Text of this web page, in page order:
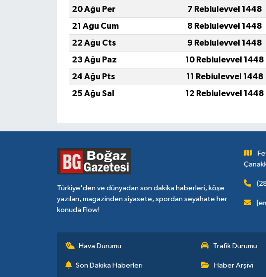
20 Ağu Per
7 Rebiulevvel 1448
21 Ağu Cum
8 Rebiulevvel 1448
22 Ağu Cts
9 Rebiulevvel 1448
23 Ağu Paz
10 Rebiulevvel 1448
24 Ağu Pts
11 Rebiulevvel 1448
25 Ağu Sal
12 Rebiulevvel 1448
Türkiye'den ve dünyadan son dakika haberleri, köşe
yazıları, magazinden siyasete, spordan seyahate her
konuda Flow!
Hava Durumu Trafik Durumu
Son Dakika Haberleri Haber Arşivi